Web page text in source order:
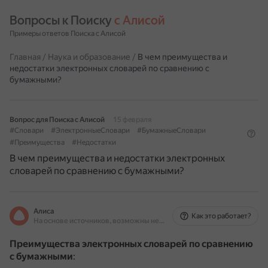
Вопросы к Поиску с Алисой
Примеры ответов Поиска с Алисой
Главная / Наука и образование / В чем преимущества и
недостатки электронных словарей по сравнению с
бумажными?
Вопрос для Поиска с Алисой
15 февраля
#Словари
#ЭлектронныеСловари
#БумажныеСловари
#Преимущества
#Недостатки
В чем преимущества и недостатки электронных
словарей по сравнению с бумажными?
Алиса
На основе источников, возможны неточности
Как это работает?
Преимущества электронных словарей по сравнению
с бумажными: